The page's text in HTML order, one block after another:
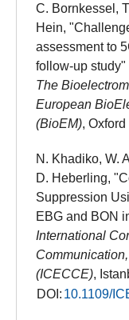
C. Bornkessel,
Hein,
assessment to
follow-up study"
The
European
(BioEM),
N. Khadiko, W.
D. Heberling,
Suppression
EBG and BON
International
(ICECCE),
DOI: 10.1109/